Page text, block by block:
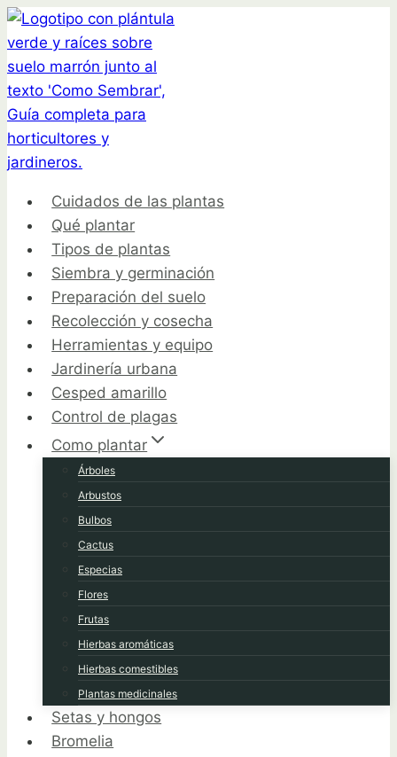
Saltar
al
contenido
Cuidados de las plantas
Qué plantar
Tipos de plantas
Siembra y germinación
Preparación del suelo
Recolección y cosecha
Herramientas y equipo
Jardinería urbana
Cesped amarillo
Control de plagas
Como plantar
Árboles
Arbustos
Bulbos
Cactus
Especias
Flores
Frutas
Hierbas aromáticas
Hierbas comestibles
Plantas medicinales
Setas y hongos
Bromelia